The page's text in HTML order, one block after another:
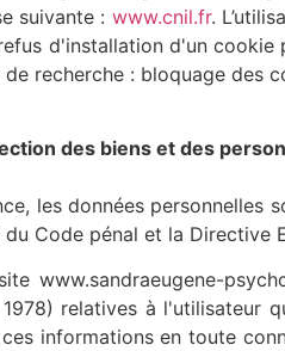
suivante : www.cnil.fr.
d'installation d'un cookie
de recherche : bloquage des
des biens et des
les données
du Code pénal et la Directive
www.sandraeugene-
relatives à l'utilisateur
informations en toute